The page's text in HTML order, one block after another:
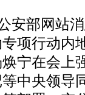
部网站消
项行动内
宁在会上
中央领导